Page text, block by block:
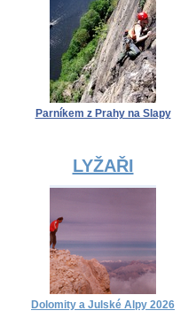
Parníkem z Prahy na Slapy
LYŽAŘI
Dolomity a Julské Alpy 2026